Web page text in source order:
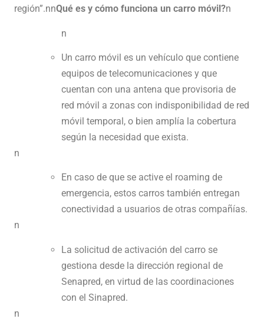
región”.nnQué es y cómo funciona un carro móvil?n
n
Un carro móvil es un vehículo que contiene
equipos de telecomunicaciones y que
cuentan con una antena que provisoria de
red móvil a zonas con indisponibilidad de red
móvil temporal, o bien amplía la cobertura
según la necesidad que exista.
n
En caso de que se active el roaming de
emergencia, estos carros también entregan
conectividad a usuarios de otras compañías.
n
La solicitud de activación del carro se
gestiona desde la dirección regional de
Senapred, en virtud de las coordinaciones
con el Sinapred.
n